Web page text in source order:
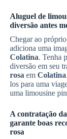
Aluguel de
diversão antes
Chegar ao
adiciona uma
Colatina. Tenha
diversão em seu
rosa em Colatina
los para uma
uma limousine
A contratação
garante boas
rosa